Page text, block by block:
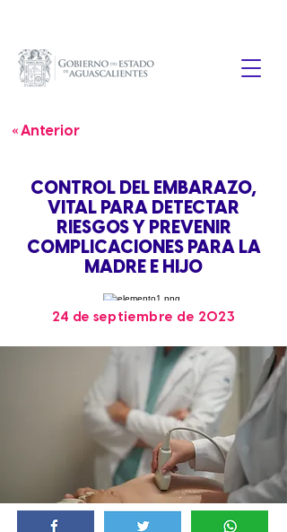
« Anterior
CONTROL DEL EMBARAZO,
VITAL PARA DETECTAR
RIESGOS Y PREVENIR
COMPLICACIONES PARA LA
MADRE E HIJO
24 de septiembre de 2023